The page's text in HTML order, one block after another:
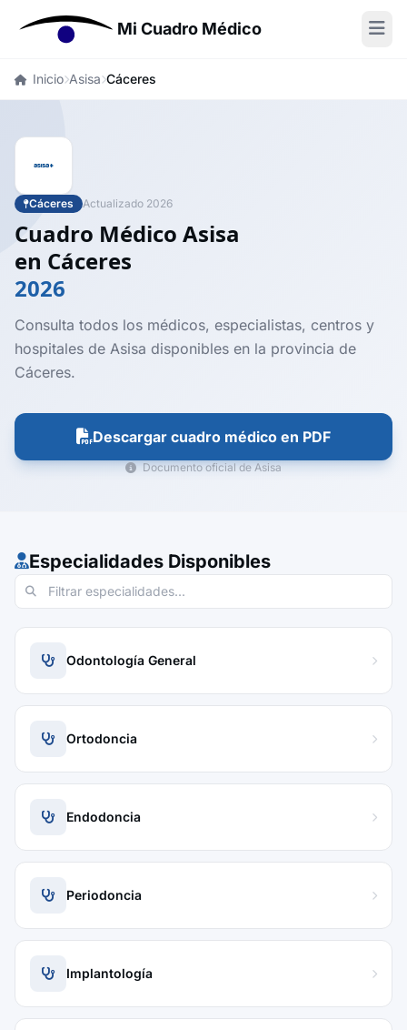
Mi Cuadro Médico
Inicio Asisa Cáceres
Cáceres Actualizado 2026
Cuadro Médico Asisa
en Cáceres
2026
Consulta todos los médicos, especialistas, centros y
hospitales de Asisa disponibles en la provincia de
Cáceres.
Descargar cuadro médico en PDF
Documento oficial de Asisa
Especialidades Disponibles
Odontología General
Ortodoncia
Endodoncia
Periodoncia
Implantología